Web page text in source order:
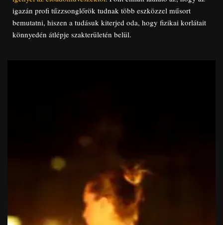
igazán profi tűzzsonglőrök tudnak több eszközzel műsort
bemutatni, hiszen a tudásuk kiterjed oda, hogy fizikai korlátait
könnyedén átlépje szakterületén belül.